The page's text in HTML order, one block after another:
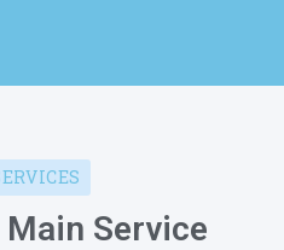
Main Service